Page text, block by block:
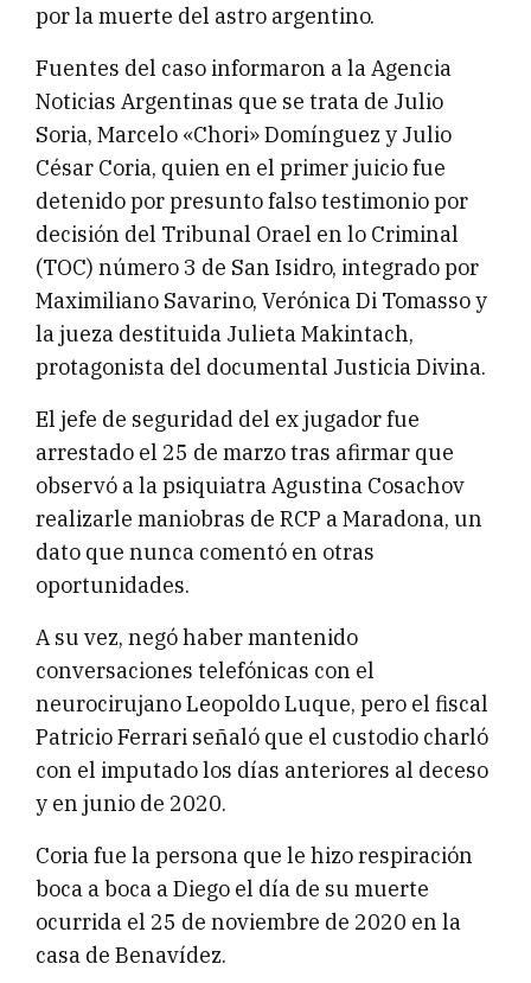
por la muerte del astro argentino.
Fuentes del caso informaron a la Agencia
Noticias Argentinas que se trata de Julio
Soria, Marcelo «Chori» Domínguez y Julio
César Coria, quien en el primer juicio fue
detenido por presunto falso testimonio por
decisión del Tribunal Orael en lo Criminal
(TOC) número 3 de San Isidro, integrado por
Maximiliano Savarino, Verónica Di Tomasso y
la jueza destituida Julieta Makintach,
protagonista del documental Justicia Divina.
El jefe de seguridad del ex jugador fue
arrestado el 25 de marzo tras afirmar que
observó a la psiquiatra Agustina Cosachov
realizarle maniobras de RCP a Maradona, un
dato que nunca comentó en otras
oportunidades.
A su vez, negó haber mantenido
conversaciones telefónicas con el
neurocirujano Leopoldo Luque, pero el fiscal
Patricio Ferrari señaló que el custodio charló
con el imputado los días anteriores al deceso
y en junio de 2020.
Coria fue la persona que le hizo respiración
boca a boca a Diego el día de su muerte
ocurrida el 25 de noviembre de 2020 en la
casa de Benavídez.